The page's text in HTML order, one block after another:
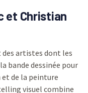
et Christian
artistes dont les
bande dessinée pour
de la peinture
visuel combine